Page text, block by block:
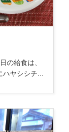
の給食は、
ヤシシチ...